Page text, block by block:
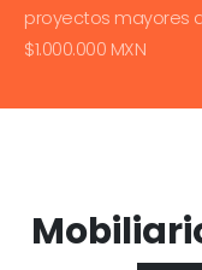
proyectos mayores
$1.000.000 MXN